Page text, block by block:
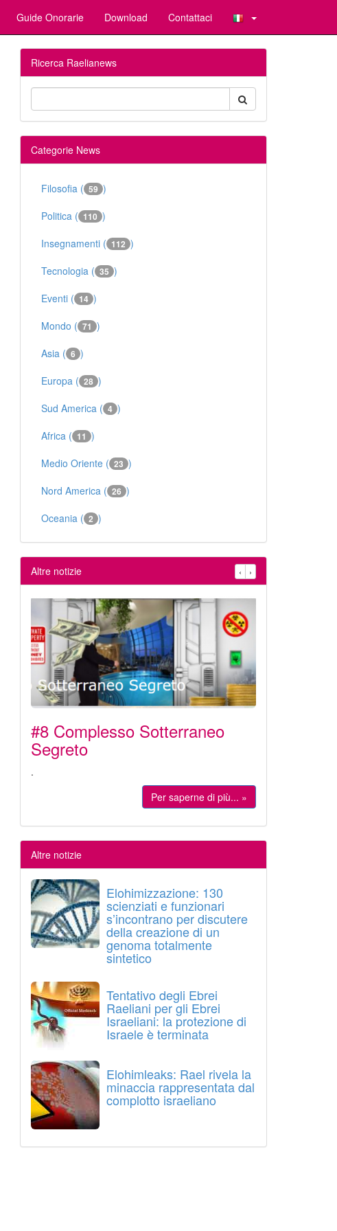
Guide Onorarie Download Contattaci
Ricerca Raelianews
Categorie News
Filosofia ( 59 )
Politica ( 110 )
Insegnamenti ( 112 )
Tecnologia ( 35 )
Eventi ( 14 )
Mondo ( 71 )
Asia ( 6 )
Europa ( 28 )
Sud America ( 4 )
Africa ( 11 )
Medio Oriente ( 23 )
Nord America ( 26 )
Oceania ( 2 )
Altre notizie ‹ ›
#8 Complesso Sotterraneo
Segreto
.
Per saperne di più... »
Altre notizie
Elohimizzazione: 130
scienziati e funzionari
s’incontrano per discutere
della creazione di un
genoma totalmente
sintetico
Tentativo degli Ebrei
Raeliani per gli Ebrei
Israeliani: la protezione di
Israele è terminata
Elohimleaks: Rael rivela la
minaccia rappresentata dal
complotto israeliano